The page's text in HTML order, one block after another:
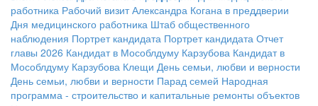
работника Рабочий визит Александра Когана в преддверии
Дня медицинского работника Штаб общественного
наблюдения Портрет кандидата Портрет кандидата Отчет
главы 2026 Кандидат в Мособлдуму Карзубова Кандидат в
Мособлдуму Карзубова Клещи День семьи, любви и верности
День семьи, любви и верности Парад семей Народная
программа - строительство и капитальные ремонты объектов